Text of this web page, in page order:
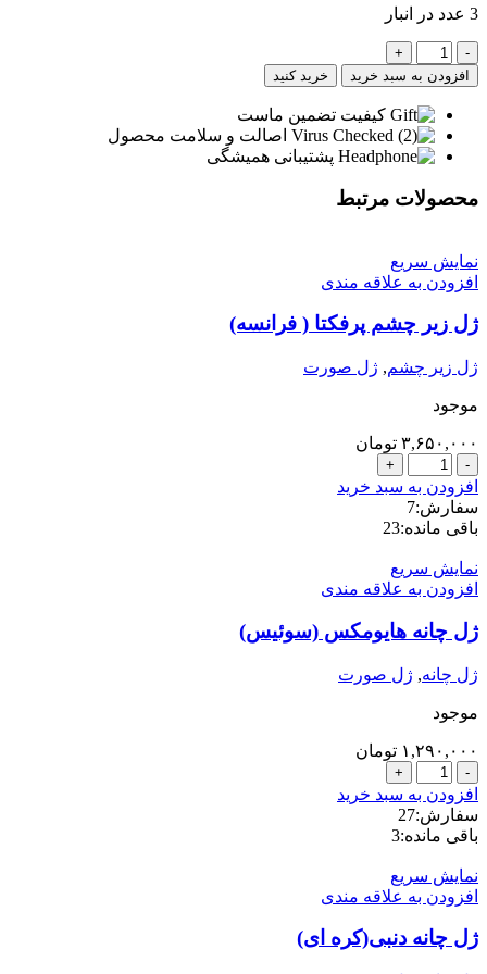
3 عدد در انبار
زاویه
فک
مستر
(تحت
لیسانس
آمریکا)
افزودن به سبد خرید خرید کنید
کیفیت تضمین ماست
اصالت و سلامت محصول
پشتیبانی همیشگی
محصولات مرتبط
نمایش سریع
افزودن به علاقه مندی
ژل زیر چشم پرفکتا ( فرانسه)
ژل زیر چشم, ژل صورت
موجود
۳,۶۵۰,۰۰۰ تومان
ژل
زیر
چشم
پرفکتا
فرانسه)
عدد
افزودن به سبد خرید
سفارش:7
باقی مانده:23
نمایش سریع
افزودن به علاقه مندی
ژل چانه هایومکس (سوئیس)
ژل چانه, ژل صورت
موجود
۱,۲۹۰,۰۰۰ تومان
ژل
چانه
هایومکس
(سوئیس)
افزودن به سبد خرید
سفارش:27
باقی مانده:3
نمایش سریع
افزودن به علاقه مندی
ژل چانه دنبی(کره ای)